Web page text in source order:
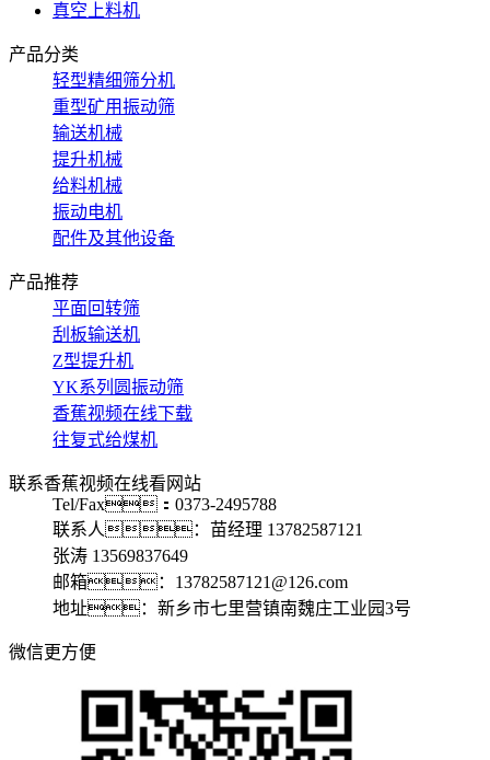
真空上料机
产品分类
轻型精细筛分机
重型矿用振动筛
输送机械
提升机械
给料机械
振动电机
配件及其他设备
产品推荐
平面回转筛
刮板输送机
Z型提升机
YK系列圆振动筛
香蕉视频在线下载
往复式给煤机
联系香蕉视频在线看网站
Tel/Fax：0373-2495788
联系人：苗经理 13782587121
张涛 13569837649
邮箱：13782587121@126.com
地址：新乡市七里营镇南魏庄工业园3号
微信更方便